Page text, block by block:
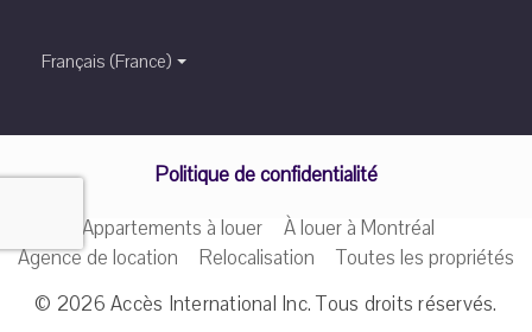
Français (France)
Politique de confidentialité
Appartements à louer
À louer à Montréal
Agence de location
Relocalisation
Toutes les propriétés
© 2026Accès International Inc. Tous droits réservés.